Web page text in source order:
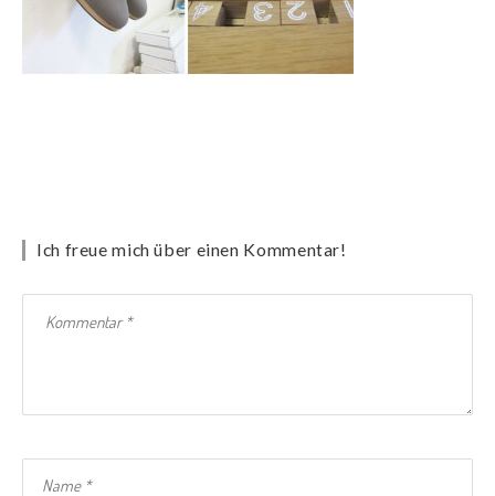
Ich freue mich über einen Kommentar!